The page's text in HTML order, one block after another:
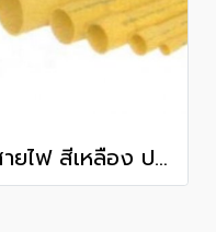
ท่อร้อยสายไฟ สีเหลือง ปลายบาน พีวีซี ท่อน้ำไทย ชั้นคุณภาพ 2 80 มม. 3 นิ้ว ยาว 6 เมตร